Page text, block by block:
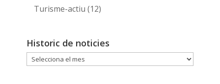
Turisme-actiu (12)
Historic de noticies
Historic